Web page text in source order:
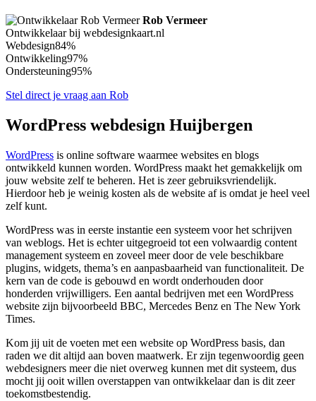
Rob Vermeer
Ontwikkelaar bij webdesignkaart.nl
Webdesign84%
Ontwikkeling97%
Ondersteuning95%
Stel direct je vraag aan Rob
WordPress webdesign Huijbergen
WordPress is online software waarmee websites en blogs
ontwikkeld kunnen worden. WordPress maakt het gemakkelijk om
jouw website zelf te beheren. Het is zeer gebruiksvriendelijk.
Hierdoor heb je weinig kosten als de website af is omdat je heel veel
zelf kunt.
WordPress was in eerste instantie een systeem voor het schrijven
van weblogs. Het is echter uitgegroeid tot een volwaardig content
management systeem en zoveel meer door de vele beschikbare
plugins, widgets, thema’s en aanpasbaarheid van functionaliteit. De
kern van de code is gebouwd en wordt onderhouden door
honderden vrijwilligers. Een aantal bedrijven met een WordPress
website zijn bijvoorbeeld BBC, Mercedes Benz en The New York
Times.
Kom jij uit de voeten met een website op WordPress basis, dan
raden we dit altijd aan boven maatwerk. Er zijn tegenwoordig geen
webdesigners meer die niet overweg kunnen met dit systeem, dus
mocht jij ooit willen overstappen van ontwikkelaar dan is dit zeer
toekomstbestendig.